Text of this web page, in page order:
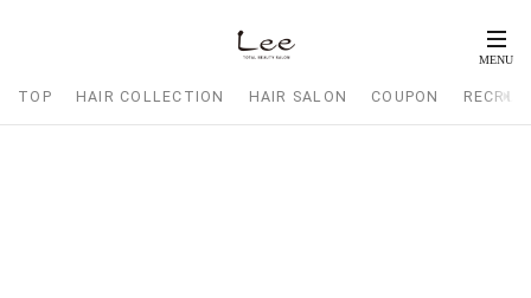
TOP HAIR COLLECTION HAIR SALON COUPON